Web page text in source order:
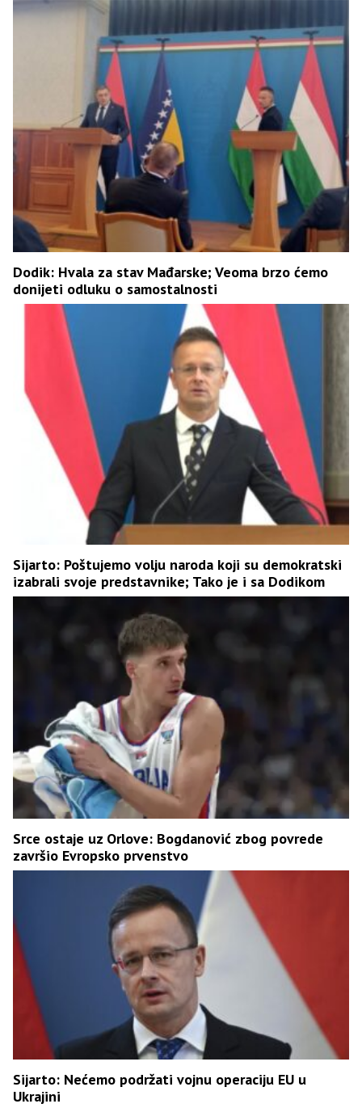
Dodik: Hvala za stav Mađarske; Veoma brzo ćemo
donijeti odluku o samostalnosti
Sijarto: Poštujemo volju naroda koji su demokratski
izabrali svoje predstavnike; Tako je i sa Dodikom
Srce ostaje uz Orlove: Bogdanović zbog povrede
završio Evropsko prvenstvo
Sijarto: Nećemo podržati vojnu operaciju EU u
Ukrajini